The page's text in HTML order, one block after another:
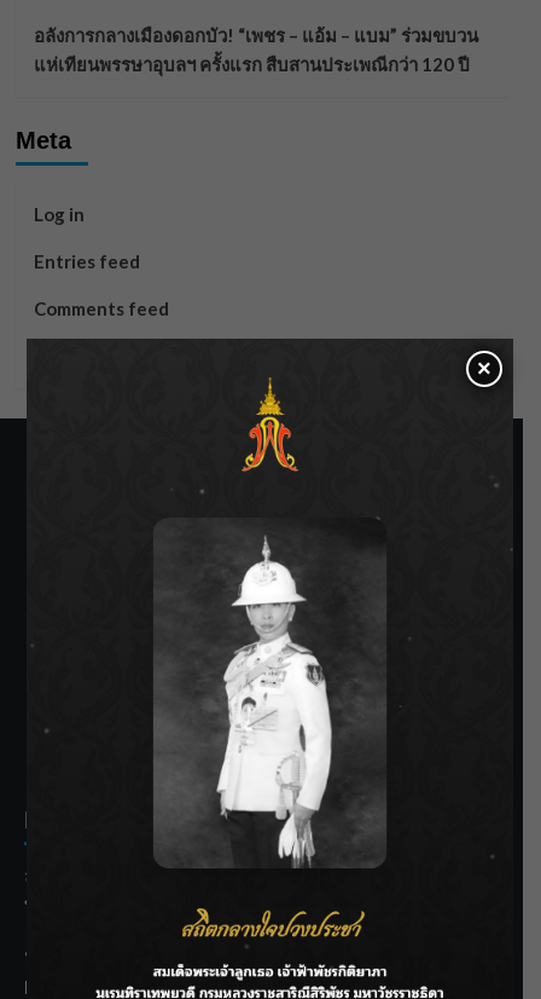
อลังการกลางเมืองดอกบัว! “เพชร – แอ้ม – แบม” ร่วมขบวน
แห่เทียนพรรษาอุบลฯ ครั้งแรก สืบสานประเพณีกว่า 120 ปี
Meta
Log in
Entries feed
Comments feed
SIAMRATH VARIETY
THE BEST ENTERTAINMENT
Recent Posts
ลุยไม่หยุด!! กรมชลฯ เร่งเคลียร์ผักตบชวา-ติดตั้งเครื่องสูบน้ำ
ทั่วไทย
“BILLKIN” สร้างความภาคภูมิใจ คว้ารางวัลใหญ่ Weibo
Malaysia พร้อมโชว์สุดประทับใจ
×